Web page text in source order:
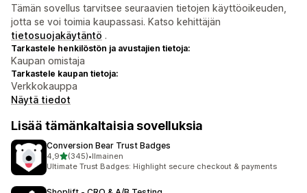
Tämän sovellus tarvitsee seuraavien tietojen käyttöoikeuden,
jotta se voi toimia kaupassasi. Katso kehittäjän
tietosuojakäytäntö .
Tarkastele henkilöstön ja avustajien tietoja:
Kaupan omistaja
Tarkastele kaupan tietoja:
Verkkokauppa
Näytä tiedot
Lisää tämänkaltaisia sovelluksia
Conversion Bear Trust Badges
4,9/ 5 tähteä
(345)
345 arvostelua yhteensä
•Ilmainen
Ultimate Trust Badges: Highlight secure checkout & payments